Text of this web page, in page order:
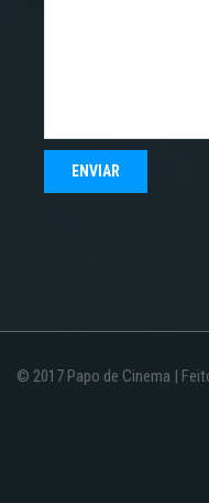
© 2017 Papo de Cinema |